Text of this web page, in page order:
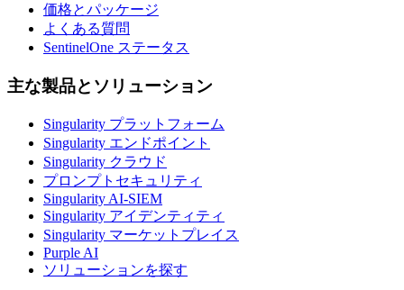
価格とパッケージ
よくある質問
SentinelOne ステータス
主な製品とソリューション
Singularity プラットフォーム
Singularity エンドポイント
Singularity クラウド
プロンプトセキュリティ
Singularity AI-SIEM
Singularity アイデンティティ
Singularity マーケットプレイス
Purple AI
ソリューションを探す